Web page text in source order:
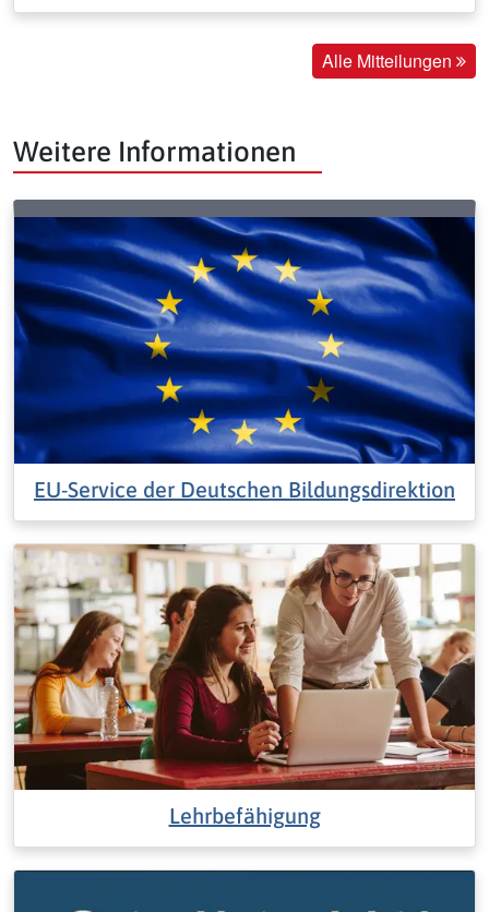
Alle Mitteilungen
Weitere Informationen
EU-Service der Deutschen Bildungsdirektion
Lehrbefähigung